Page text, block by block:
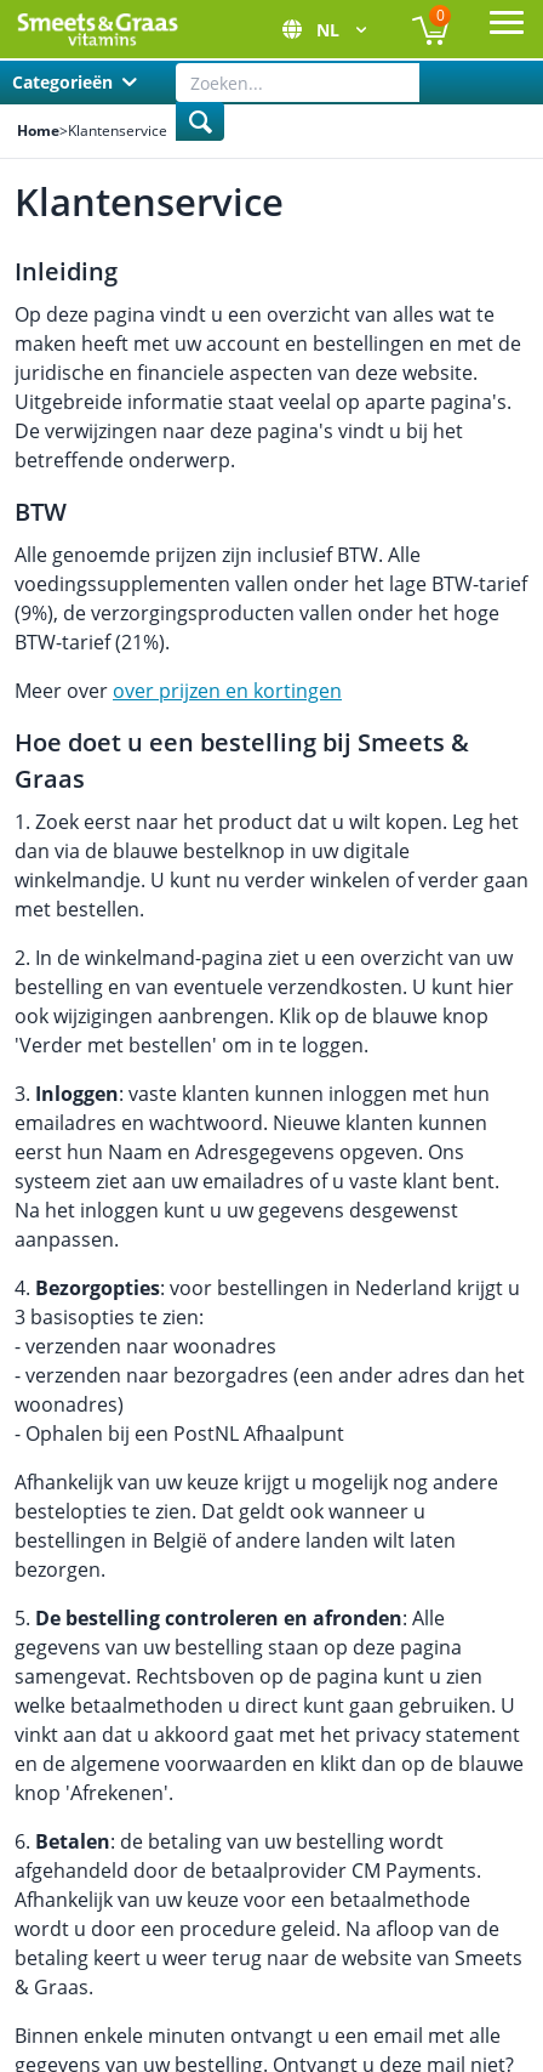
NL
0
Categorieën
Home>Klantenservice
Klantenservice
Inleiding
Op deze pagina vindt u een overzicht van alles wat te
maken heeft met uw account en bestellingen en met de
juridische en financiele aspecten van deze website.
Uitgebreide informatie staat veelal op aparte pagina's.
De verwijzingen naar deze pagina's vindt u bij het
betreffende onderwerp.
BTW
Alle genoemde prijzen zijn inclusief BTW. Alle
voedingssupplementen vallen onder het lage BTW-tarief
(9%), de verzorgingsproducten vallen onder het hoge
BTW-tarief (21%).
Meer over over prijzen en kortingen
Hoe doet u een bestelling bij Smeets &
Graas
1. Zoek eerst naar het product dat u wilt kopen. Leg het
dan via de blauwe bestelknop in uw digitale
winkelmandje. U kunt nu verder winkelen of verder gaan
met bestellen.
2. In de winkelmand-pagina ziet u een overzicht van uw
bestelling en van eventuele verzendkosten. U kunt hier
ook wijzigingen aanbrengen. Klik op de blauwe knop
'Verder met bestellen' om in te loggen.
3. Inloggen: vaste klanten kunnen inloggen met hun
emailadres en wachtwoord. Nieuwe klanten kunnen
eerst hun Naam en Adresgegevens opgeven. Ons
systeem ziet aan uw emailadres of u vaste klant bent.
Na het inloggen kunt u uw gegevens desgewenst
aanpassen.
4. Bezorgopties: voor bestellingen in Nederland krijgt u
3 basisopties te zien:
- verzenden naar woonadres
- verzenden naar bezorgadres (een ander adres dan het
woonadres)
- Ophalen bij een PostNL Afhaalpunt
Afhankelijk van uw keuze krijgt u mogelijk nog andere
bestelopties te zien. Dat geldt ook wanneer u
bestellingen in België of andere landen wilt laten
bezorgen.
5. De bestelling controleren en afronden: Alle
gegevens van uw bestelling staan op deze pagina
samengevat. Rechtsboven op de pagina kunt u zien
welke betaalmethoden u direct kunt gaan gebruiken. U
vinkt aan dat u akkoord gaat met het privacy statement
en de algemene voorwaarden en klikt dan op de blauwe
knop 'Afrekenen'.
6. Betalen: de betaling van uw bestelling wordt
afgehandeld door de betaalprovider CM Payments.
Afhankelijk van uw keuze voor een betaalmethode
wordt u door een procedure geleid. Na afloop van de
betaling keert u weer terug naar de website van Smeets
& Graas.
Binnen enkele minuten ontvangt u een email met alle
gegevens van uw bestelling. Ontvangt u deze mail niet?